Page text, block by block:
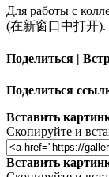
Для работы с
(在新窗口中打开).
Поделиться |
Поделиться
Вставить
Скопируйте и
Вставить